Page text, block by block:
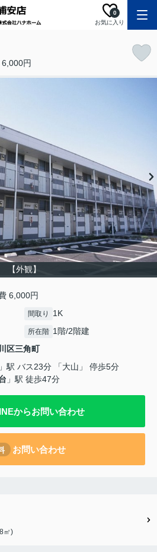
お気に入り
0
円
【外観】
6,000円
間取り 1K
所在階 1階/2階建
区三角町
」駅 バス23分 「大山」 停歩5分
」駅 徒歩47分
からお問い合わせ
お問い合わせ
㎡)